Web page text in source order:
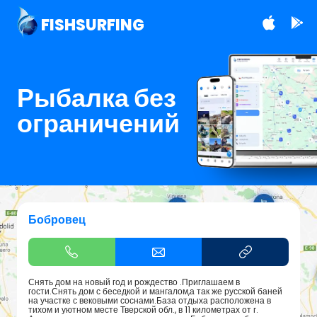
FISHSURFING
Рыбалка без
ограничений
Бобровец
Снять дом на новый год и рождество .Приглашаем в
гости.Снять дом с беседкой и мангалом,а так же русской баней
на участке с вековыми соснами.База отдыха расположена в
тихом и уютном месте Тверской обл., в 11 километрах от г.